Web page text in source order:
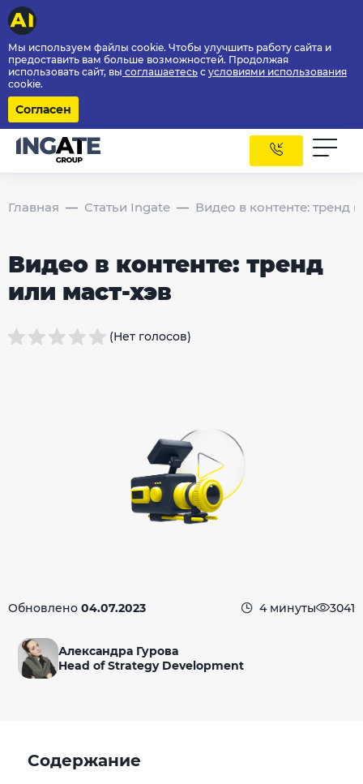
Мы используем файлы cookie. Чтобы улучшить работу сайта и
предоставить вам больше возможностей. Продолжая
использовать сайт, вы соглашаетесь с условиями использования
cookie.
Согласен
Главная Статьи Ingate Видео в контенте: тренд
Видео в контенте: тренд
или маст-хэв
(Нет голосов)
Обновлено 04.07.2023 4 минуты 3041
Александра Гурова
Head of Strategy Development
Содержание